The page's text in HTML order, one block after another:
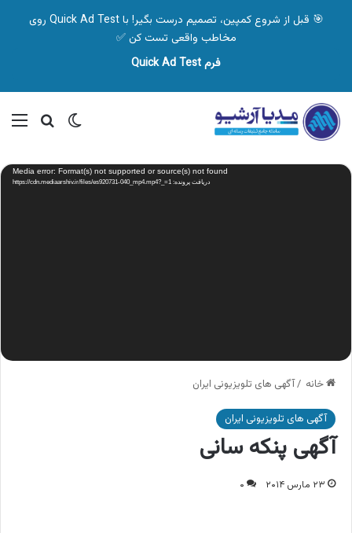
🎯 قبل از شروع کمپین، تصمیم درست بگیر! با Quick Ad Test روی
مخاطب واقعی تست کن ✅
فرم Quick Ad Test
تغییر پوسته
نمایشگر
ویدیو Media error: Format(s) not supported or source(s) not found
دریافت پرونده: https://cdn.mediaarshiv.ir/files/es920731-040_mp4.mp4?_=1
خانه /آگهی های تلویزیونی ایران
آگهی های تلویزیونی ایران
آگهی پنکه سانی
۲۳ مارس ۲۰۱۴ ۰